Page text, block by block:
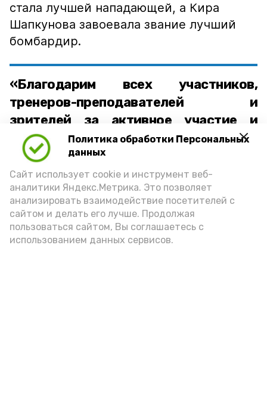
Политика обработки Персональных
данных
Сайт использует cookie и инструмент веб-
аналитики Яндекс.Метрика. Это позволяет
анализировать взаимодействие посетителей с
сайтом и делать его лучше. Продолжая
пользоваться сайтом, Вы соглашаетесь с
использованием данных сервисов.
стала лучшей нападающей, а Кира
Шапкунова завоевала звание лучший
бомбардир.
«Благодарим всех участников,
тренеров-преподавателей и
зрителей за активное участие и
поддержку! Ваша энергия и
стремление к победе сделали этот
турнир ярким и незабываемым.
Желаем всем новых спортивных
достижений и побед!»
отметили организаторы турнира.